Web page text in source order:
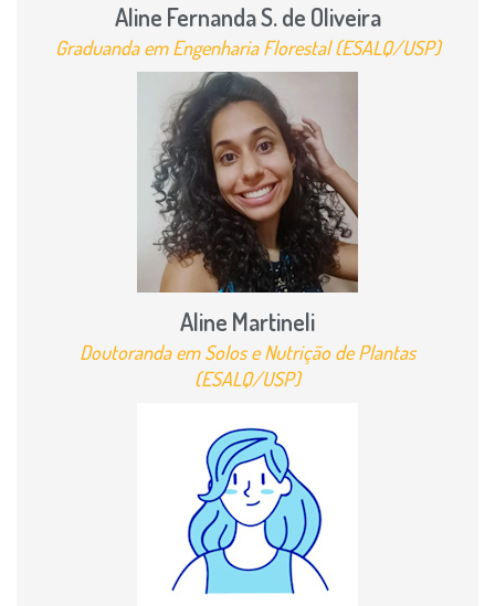
Aline Fernanda S. de Oliveira
Graduanda em Engenharia Florestal (ESALQ/USP)
Aline Martineli
Doutoranda em Solos e Nutrição de Plantas
(ESALQ/USP)